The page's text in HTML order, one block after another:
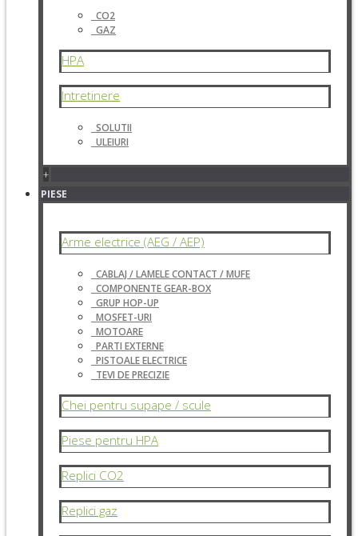
CO2
GAZ
HPA
Intretinere
SOLUTII
ULEIURI
+
PIESE
Arme electrice (AEG / AEP)
CABLAJ / LAMELE CONTACT / MUFE
COMPONENTE GEAR-BOX
GRUP HOP-UP
MOSFET-URI
MOTOARE
PARTI EXTERNE
PISTOALE ELECTRICE
TEVI DE PRECIZIE
Chei pentru supape / scule
Piese pentru HPA
Replici CO2
Replici gaz